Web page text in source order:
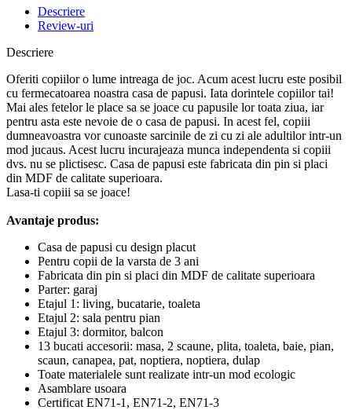
Descriere
Review-uri
Descriere
Oferiti copiilor o lume intreaga de joc. Acum acest lucru este posibil
cu fermecatoarea noastra casa de papusi. Iata dorintele copiilor tai!
Mai ales fetelor le place sa se joace cu papusile lor toata ziua, iar
pentru asta este nevoie de o casa de papusi. In acest fel, copiii
dumneavoastra vor cunoaste sarcinile de zi cu zi ale adultilor intr-un
mod jucaus. Acest lucru incurajeaza munca independenta si copiii
dvs. nu se plictisesc. Casa de papusi este fabricata din pin si placi
din MDF de calitate superioara.
Lasa-ti copiii sa se joace!
Avantaje produs:
Casa de papusi cu design placut
Pentru copii de la varsta de 3 ani
Fabricata din pin si placi din MDF de calitate superioara
Parter: garaj
Etajul 1: living, bucatarie, toaleta
Etajul 2: sala pentru pian
Etajul 3: dormitor, balcon
13 bucati accesorii: masa, 2 scaune, plita, toaleta, baie, pian,
scaun, canapea, pat, noptiera, noptiera, dulap
Toate materialele sunt realizate intr-un mod ecologic
Asamblare usoara
Certificat EN71-1, EN71-2, EN71-3